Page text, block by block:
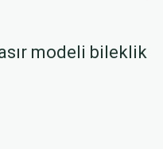
modeli bileklik